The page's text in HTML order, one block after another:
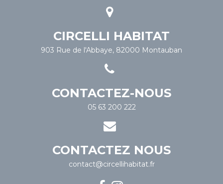
CIRCELLI HABITAT
903 Rue de l'Abbaye, 82000 Montauban
CONTACTEZ-NOUS
05 63 200 222
CONTACTEZ NOUS
contact@circellihabitat.fr